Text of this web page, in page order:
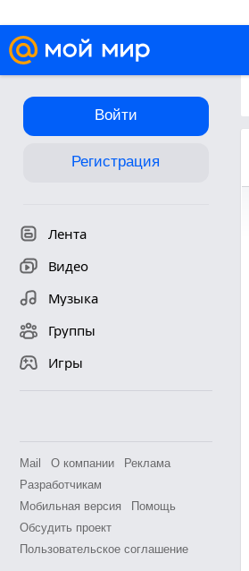
Войти
Регистрация
Лента
Видео
Музыка
Группы
Игры
Mail О компании
Реклама
Разработчикам
Мобильная версия
Помощь
Обсудить проект
Пользовательское соглашение